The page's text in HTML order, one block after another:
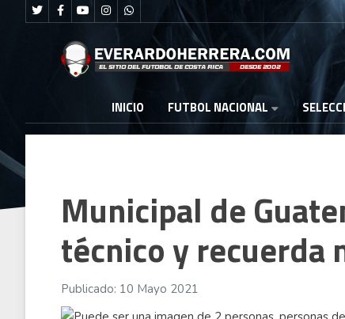
INICIO FUTBOL NACIONAL
Municipal de
técnico y recuerda
Publicado: 10 Mayo 2021